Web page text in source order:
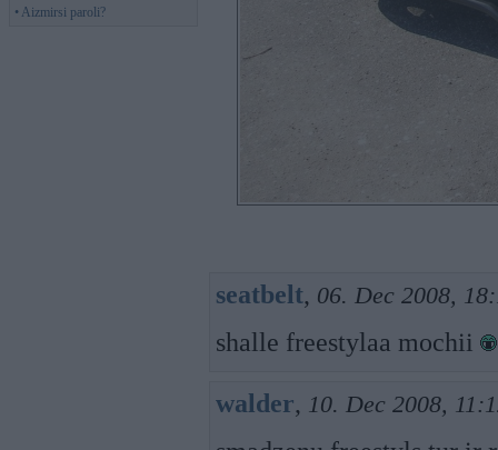
• Aizmirsi paroli?
seatbelt, 06. Dec 2008,
shalle freestylaa mochii
walder, 10. Dec 2008,